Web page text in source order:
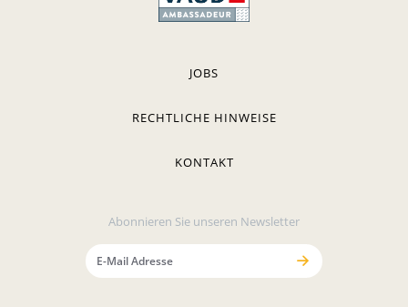
JOBS
RECHTLICHE HINWEISE
KONTAKT
Abonnieren Sie unseren Newsletter